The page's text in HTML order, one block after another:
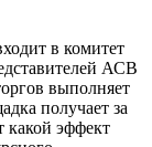
в комитет
АСВ
выполняет
получает за
какой эффект